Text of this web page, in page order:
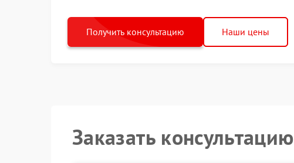
Получить консультацию Наши цены
Заказать консультацию